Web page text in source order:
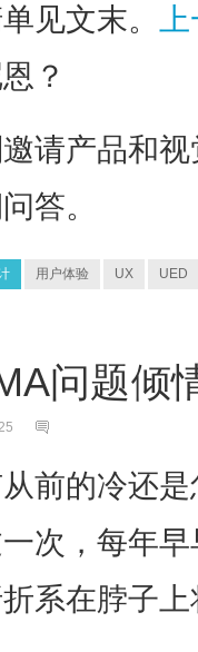
见文末。
？
请产品和
答。
用户体验 UX UED
问题倾
前的冷还
次，每年
系在脖子